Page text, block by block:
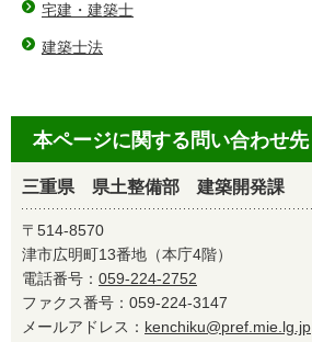
宅建・建築士
建築士法
本ページに関する問い合わせ先
三重県 県土整備部 建築開発課
〒514-8570
津市広明町13番地（本庁4階）
電話番号： 059-224-2752
ファクス番号：059-224-3147
メールアドレス： kenchiku@pref.mie.lg.jp